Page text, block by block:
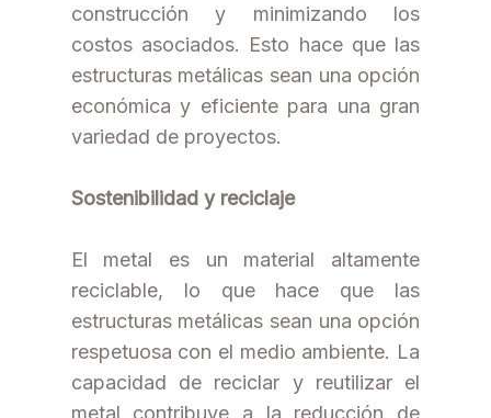
construcción y minimizando los
costos asociados. Esto hace que las
estructuras metálicas sean una opción
económica y eficiente para una gran
variedad de proyectos.
Sostenibilidad y reciclaje
El metal es un material altamente
reciclable, lo que hace que las
estructuras metálicas sean una opción
respetuosa con el medio ambiente. La
capacidad de reciclar y reutilizar el
metal contribuye a la reducción de